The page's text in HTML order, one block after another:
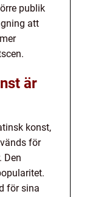
publik
att
är
konst,
för
Den
för sina